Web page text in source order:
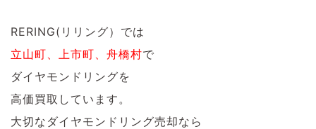
RERING(リリング）では
立山町、上市町、舟橋村で
ダイヤモンドリングを
高価買取しています。
大切なダイヤモンドリング売却なら